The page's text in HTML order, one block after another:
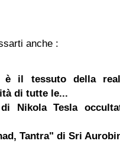
anche :
è il tessuto della
di tutte le...
Nikola Tesla
Tantra" di Sri